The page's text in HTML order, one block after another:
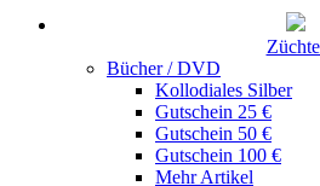
Bücher / DVD
Kollodiales Silber
Gutschein 25 €
Gutschein 50 €
Gutschein 100 €
Mehr Artikel